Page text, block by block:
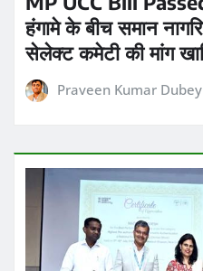
Praveen Kumar Dubey